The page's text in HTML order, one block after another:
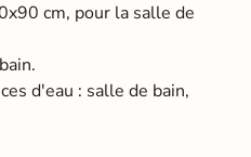
cm, pour la salle de
d'eau : salle de bain,